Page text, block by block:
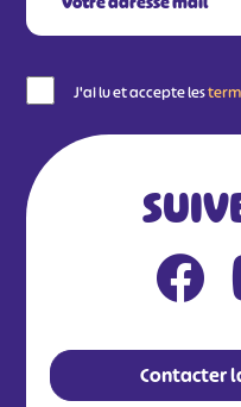
J'ai lu et accepte les
Contacter